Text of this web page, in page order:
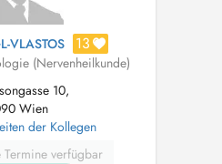
VLASTOS 13
(Nervenheilkunde)
10,
Wien
der Kollegen
verfügbar